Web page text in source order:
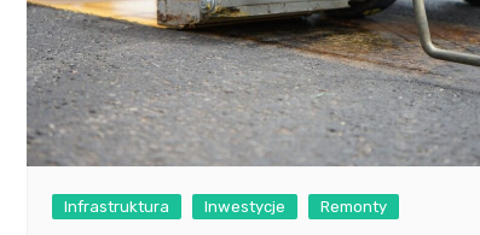
Infrastruktura Inwestycje Remonty